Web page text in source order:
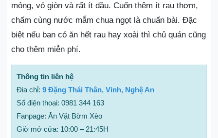
mỏng, vỏ giòn và rất ít dầu. Cuốn thêm ít rau thơm,
chấm cùng nước mắm chua ngọt là chuẩn bài. Đặc
biệt nếu bạn có ăn hết rau hay xoài thì chủ quán cũng
cho thêm miễn phí.
Thông tin liên hệ
Địa chỉ: 9 Đặng Thái Thân, Vinh, Nghệ An
Số điện thoại: 0981 344 163
Fanpage: Ăn Vặt Bờm Xèo
Giờ mở cửa: 10:00 – 21:45H